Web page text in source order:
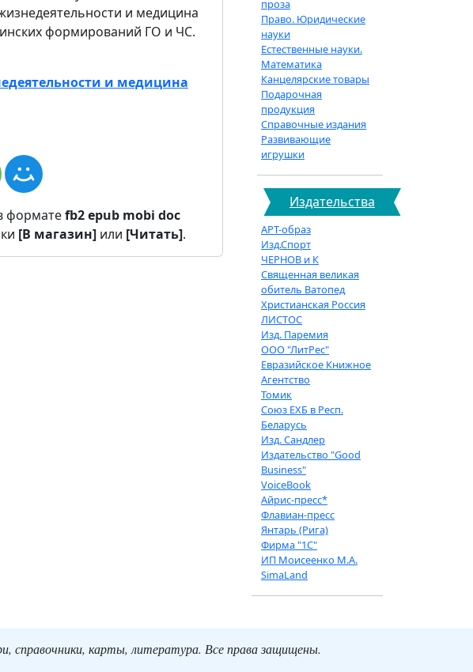
и медицина
формирований ГО и ЧС.
и медицина
форматеfb2epub mobi doc
[В магазин] или [Читать].
проза
Право. Юридические
науки
Естественные науки.
Математика
Канцелярские товары
Подарочная
продукция
Справочные издания
Развивающие
игрушки
Издательства
АРТ-образ
Изд.Спорт
ЧЕРНОВ и К
Священная великая
обитель Ватопед
Христианская Россия
ЛИСТОС
Изд. Паремия
ООО "ЛитРес"
Евразийское Книжное
Агентство
Томик
Союз ЕХБ в Респ.
Беларусь
Изд. Сандлер
Издательство "Good
Business"
VoiceBook
Айрис-пресс*
Флавиан-пресс
Янтарь (Рига)
Фирма "1С"
ИП Моисеенко М.А.
SimaLand
справочники, карты, литература. Все права защищены.